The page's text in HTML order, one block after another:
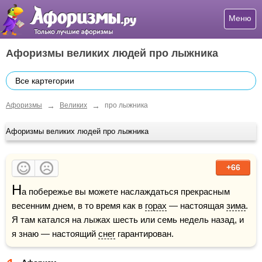
Меню
Афоризмы великих людей про лыжника
Все картегории
Афоризмы → Великих → про лыжника
Афоризмы великих людей про лыжника
+66
На побережье вы можете наслаждаться прекрасным
весенним днем, в то время как в горах — настоящая зима.
Я там катался на лыжах шесть или семь недель назад, и
я знаю — настоящий снег гарантирован.